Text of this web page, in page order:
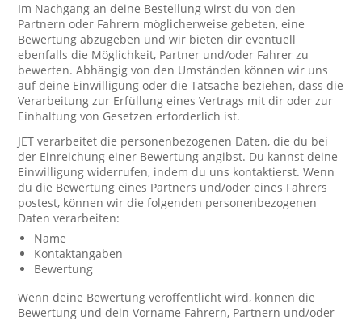
Im Nachgang an deine Bestellung wirst du von den
Partnern oder Fahrern möglicherweise gebeten, eine
Bewertung abzugeben und wir bieten dir eventuell
ebenfalls die Möglichkeit, Partner und/oder Fahrer zu
bewerten. Abhängig von den Umständen können wir uns
auf deine Einwilligung oder die Tatsache beziehen, dass die
Verarbeitung zur Erfüllung eines Vertrags mit dir oder zur
Einhaltung von Gesetzen erforderlich ist.
JET verarbeitet die personenbezogenen Daten, die du bei
der Einreichung einer Bewertung angibst. Du kannst deine
Einwilligung widerrufen, indem du uns kontaktierst. Wenn
du die Bewertung eines Partners und/oder eines Fahrers
postest, können wir die folgenden personenbezogenen
Daten verarbeiten:
Name
Kontaktangaben
Bewertung
Wenn deine Bewertung veröffentlicht wird, können die
Bewertung und dein Vorname Fahrern, Partnern und/oder